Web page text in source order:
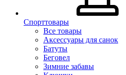
Спорттовары
Все товары
Аксессуары для санок
Батуты
Беговел
Зимние забавы